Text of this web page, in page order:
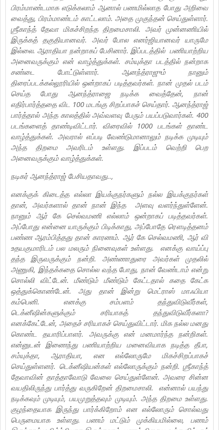
பிரம்மாண்டமாக எடுக்கலாம் ஆனால் பணமில்லாத போது அறிவை
வைத்து, பிரம்மாண்டம் காட்டலாம். அதை முகுந்தன் செய்துள்ளார்.
ஶ்ரீகாந்த் தேவா மிகச்சிறந்த திறமைசாலி. அவர் முன்னணியில்
இருக்கத் தகுதியானவர். அவர் போல எனர்ஜியானவர் யாருமே
இல்லை. ஆராதியா நன்றாகப் பேசினார். இப்படத்தில் பணியாற்றிய
அனைவருக்கும் என் வாழ்த்துக்கள். சம்யுக்தா படத்தில் நன்றாக
சண்டை போட்டுள்ளார். ஆனந்த்ராஜும் நானும்
திரைப்படக்கல்லூரியில் ஒன்றாகப் படித்தவர்கள். நான் முதல் படம்
செய்த போது ஆனந்த்ராஜை நடிக்க வைத்தேன், நான்
எதிர்பார்த்ததை விட 100 மடங்கு சிறப்பாகச் செய்தார். ஆனந்த்ராஜ்
பார்த்தால் அந்த காலத்தில் அவ்வளவு பேரும் பயப்படுவார்கள். 400
படங்களைத் தாண்டிவிட்டார். விரைவில் 1000 படங்கள் தாண்ட
வாழ்த்துக்கள். அவரால் எப்படி வேண்டுமானாலும் நடிக்க முடியும்
அந்த திறமை அவரிடம் உள்ளது. இப்படம் வெற்றி பெற
அனைவருக்கும் வாழ்த்துக்கள்.
நடிகர் ஆனந்த்ராஜ் பேசியதாவது..,
எனக்குக் கிடைத்த எல்லா இயக்குநர்களும் நல்ல இயக்குநர்கள்
தான், அவர்களால் தான் நான் இந்த அளவு வளர்ந்துள்ளேன்.
நானும் ஆர் கே செல்வமணி எல்லாம் ஒன்றாகப் படித்தவர்கள்.
அப்போது என்னை யாருக்கும் பிடிக்காது, அப்போதே ரௌடித்தனம்
பண்ண ஆரம்பித்தது தான் காரணம். ஆர் கே செல்வமணி, ஆர் வி
உதயகுமாரிடம் பல மலரும் நினைவுகள் உள்ளது. எனக்கு வாய்ப்பு
தந்த இருவருக்கும் நன்றி. அண்ணாதுரை அவர்கள் முதலில்
அணுகி, இந்தக்கதை சொல்ல வந்த போது, நான் வேண்டாம் என்று
சொல்லி விட்டேன். மீண்டும் மீண்டும் கேட்டதால் கதை கேட்க
ஒத்துக்கொண்டேன். அது தான் இன்று மெட்ராஸ் மாஃபியா
கம்பெனி. எனக்கு சம்பளம் தந்துவிடுவீர்கள்,
டெக்னீஷின்களுக்கும் சரியாகத் தந்துவிடுவீர்களா?
எனக்கேட்டேன், அதைச் சரியாகச் செய்துவிட்டார். மிக நல்ல மனது
கொண்ட தயாரிப்பாளர். அவருக்கு என் மனமார்ந்த நன்றிகள்.
என்னுடன் இணைந்து பணியாற்றிய மனைவியாக நடித்த தீபா,
சம்யுக்தா, ஆராதியா, என எல்லோருமே மிகச்சிறப்பாகச்
செய்துள்ளனர். டெக்னீஷியன்கள் எல்லோருக்கும் நன்றி. ஶ்ரீகாந்த்
தேவாவின் தாத்தாவோடு வேலை செய்துள்ளேன். அவரை சின்ன
வயதிலிருந்து பார்த்து வருகிறேன் திறமைசாலி. என்னால் பயந்து
நடிக்கவும் முடியும், பயமுறுத்தவும் முடியும். அந்த திறமை உள்ளது.
குழந்தையாக இருந்து பார்க்கிறோம் என எல்லோரும் சொல்வது
பெருமையாக உள்ளது. பணம் மட்டும் முக்கியமில்லை, பணம்